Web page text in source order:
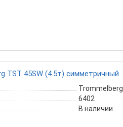
TST 45SW (4.5т) симметричный
Trommelberg
6402
В наличии